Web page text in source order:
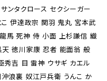
ンタクロース セクシーガー
こ 伊達政宗 関羽 鬼丸 宮本武
馬 死神 侍 小面 上杉謙信 織
徳川家康 忍者 能面翁 般
吉 目 雷神 ウサギ カエル
浪裏 奴江戸兵衛 うんこ か